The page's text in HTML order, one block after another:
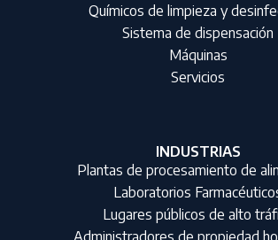
Químicos de limpieza y
Sistema de dispensación
Máquinas
Servicios
INDUSTRIAS
Plantas de procesamiento de
Laboratorios
Lugares públicos de alto